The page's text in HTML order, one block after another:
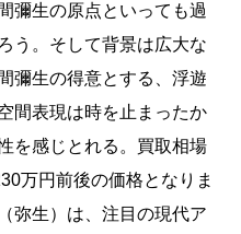
彌生の原点といっても過
う。そして背景は広大な
彌生の得意とする、浮遊
間表現は時を止まったか
を感じとれる。買取相場
万円前後の価格となりま
弥生）は、注目の現代ア